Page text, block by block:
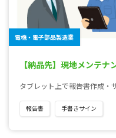
電機・電子部品製造業
【納品先】現地メンテナ
タブレット上で報告書作成・
報告書 手書きサイン